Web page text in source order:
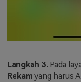
Langkah 3. Pada
Rekam yang harus